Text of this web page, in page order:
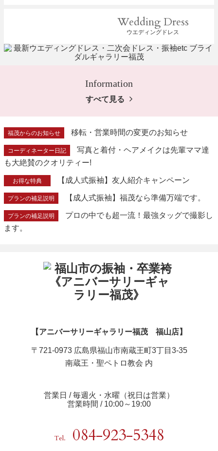
Wedding Dress
ウエディングドレス
Information
すべて見る
福茂からのお知らせ 移転・営業時間の変更のお知らせ
コーディネーター日記
写真と着付・ヘアメイクは先輩ママ達
も大絶賛のクオリティー!
お得な特典 【成人式振袖】友人紹介キャンペーン
プランの補足説明 【成人式振袖】福茂なら準備万端です。
プランの補足説明
プロの中でも超一流！最強タッグで撮影し
ます。
【アニバーサリーギャラリー福茂 福山店】
〒721-0973 広島県福山市南蔵王町3丁目3-35
南蔵王・聖ペトロ教会 内
営業日 / 毎週火・水曜（祝日は営業）
営業時間 / 10:00～19:00
Tel. 084-923-5348